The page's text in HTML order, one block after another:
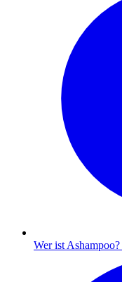
Wer ist Ashampoo?